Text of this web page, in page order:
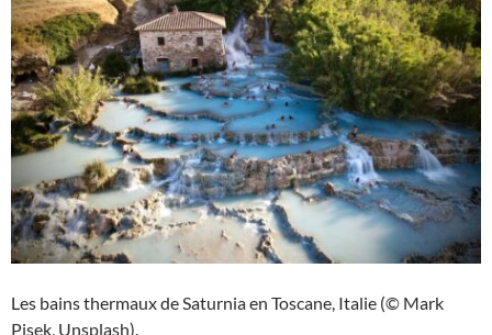
Les bains thermaux de Saturnia en Toscane, Italie (© Mark
Pisek, Unsplash).